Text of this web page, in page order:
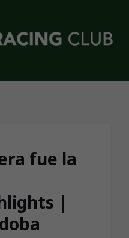
fue la
|